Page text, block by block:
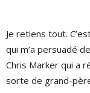
Je retiens tout.
qui m’a persuadé
Chris Marker qui a
sorte de grand-